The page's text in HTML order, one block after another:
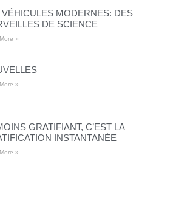
VÉHICULES MODERNES: DES
DE SCIENCE
»
»
GRATIFIANT, C’EST LA
INSTANTANÉE
»